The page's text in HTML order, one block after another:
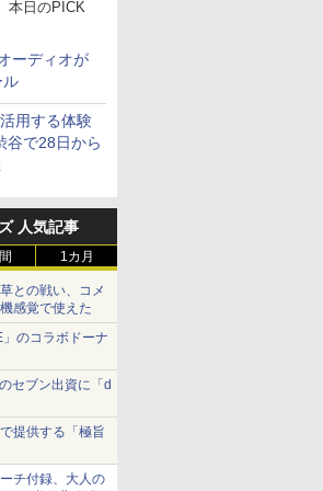
本日のPICK
ーディオが
ル
用する体験
谷で28日から
人気記事
1カ月
との戦い、コメ
感覚で使えた
のコラボドーナ
セブン出資に「d
提供する「極旨
チ付録、大人の